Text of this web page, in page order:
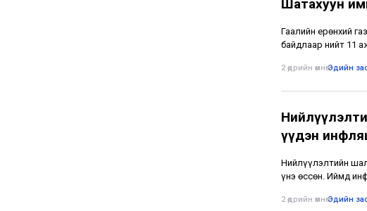
Шатахуун
Гаалийн ерөнхий
байдлаар нийт 11
2 өдрийн өмнө•Эдийн
үүдэн
Нийлүүлэлтийн
үнэ өссөн. Иймд
2 өдрийн өмнө•Эдийн